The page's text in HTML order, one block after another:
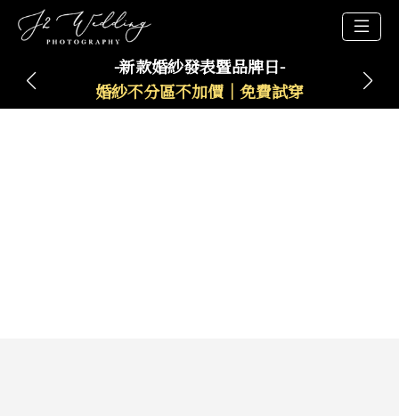
-新款婚紗發表暨品牌日-
婚紗不分區不加價｜免費試穿